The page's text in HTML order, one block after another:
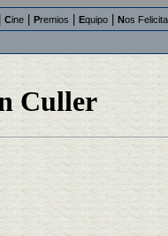
Cine Premios Equipo Nos
Culler